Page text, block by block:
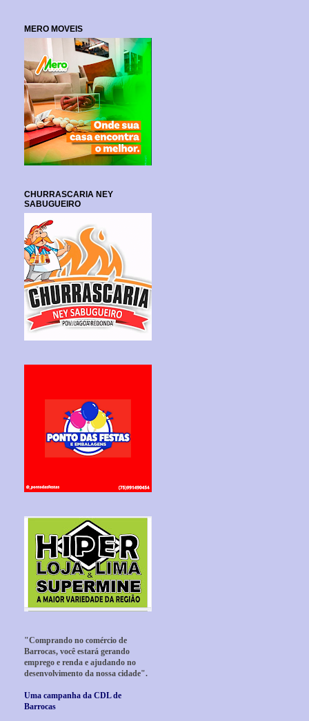
MERO MOVEIS
CHURRASCARIA NEY
SABUGUEIRO
"Comprando no comércio de
Barrocas, você estará gerando
emprego e renda e ajudando no
desenvolvimento da nossa cidade".
Uma campanha da CDL de
Barrocas